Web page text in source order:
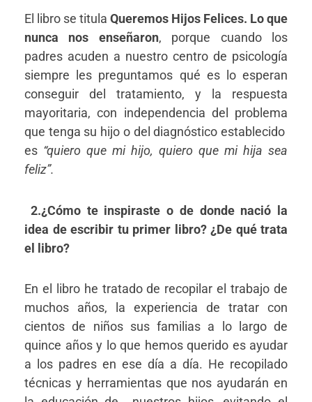
El libro se titula Queremos Hijos Felices. Lo que
nunca nos enseñaron, porque cuando los
padres acuden a nuestro centro de psicología
siempre les preguntamos qué es lo esperan
conseguir del tratamiento, y la respuesta
mayoritaria, con independencia del problema
que tenga su hijo o del diagnóstico establecido
es “quiero que mi hijo, quiero que mi hija sea
feliz”.
2.¿Cómo te inspiraste o de donde nació la
idea de escribir tu primer libro? ¿De qué trata
el libro?
En el libro he tratado de recopilar el trabajo de
muchos años, la experiencia de tratar con
cientos de niños sus familias a lo largo de
quince años y lo que hemos querido es ayudar
a los padres en ese día a día. He recopilado
técnicas y herramientas que nos ayudarán en